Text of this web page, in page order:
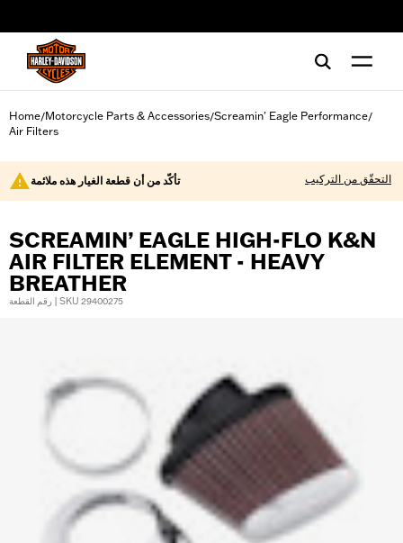
Home/Motorcycle Parts & Accessories/Screamin' Eagle Performance/
Air Filters
تأكّد من أن قطعة الغيار هذه ملائمة التحقّق من التركيب
SCREAMIN’ EAGLE HIGH-FLO K&N
AIR FILTER ELEMENT - HEAVY
BREATHER
رقم القطعة | SKU 29400275